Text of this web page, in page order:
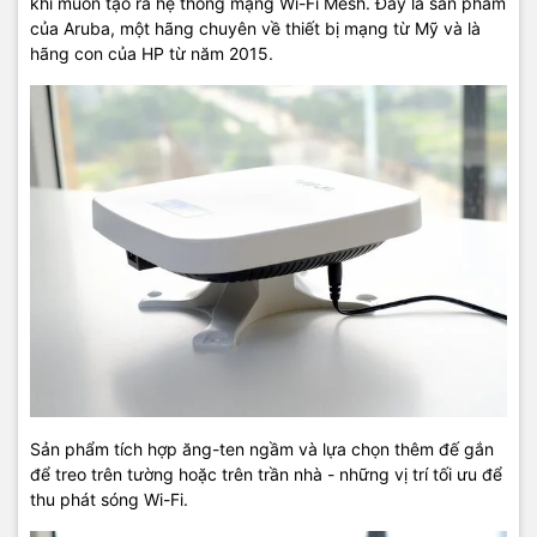
của Aruba, một hãng chuyên về thiết bị mạng từ Mỹ và là
hãng con của HP từ năm 2015.
Sản phẩm tích hợp ăng-ten ngầm và lựa chọn thêm đế gắn
để treo trên tường hoặc trên trần nhà - những vị trí tối ưu để
thu phát sóng Wi-Fi.
doanh nghiệp cũng như gia đình và cá nhân.